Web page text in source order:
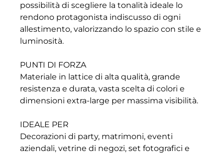
possibilità di scegliere la tonalità ideale lo
rendono protagonista indiscusso di ogni
allestimento, valorizzando lo spazio con stile e
luminosità.
PUNTI DI FORZA
Materiale in lattice di alta qualità, grande
resistenza e durata, vasta scelta di colori e
dimensioni extra-large per massima visibilità.
IDEALE PER
Decorazioni di party, matrimoni, eventi
aziendali, vetrine di negozi, set fotografici e